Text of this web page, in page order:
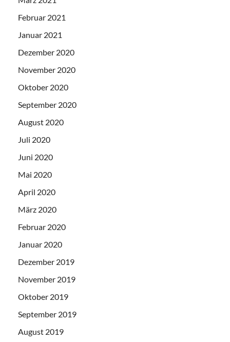
Februar 2021
Januar 2021
Dezember 2020
November 2020
Oktober 2020
September 2020
August 2020
Juli 2020
Juni 2020
Mai 2020
April 2020
März 2020
Februar 2020
Januar 2020
Dezember 2019
November 2019
Oktober 2019
September 2019
August 2019